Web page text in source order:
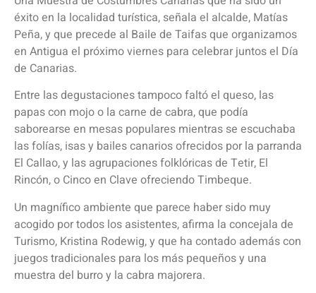
éxito en la localidad turística, señala el alcalde, Matías
Peña, y que precede al Baile de Taifas que organizamos
en Antigua el próximo viernes para celebrar juntos el Día
de Canarias.
Entre las degustaciones tampoco faltó el queso, las
papas con mojo o la carne de cabra, que podía
saborearse en mesas populares mientras se escuchaba
las folías, isas y bailes canarios ofrecidos por la parranda
El Callao, y las agrupaciones folklóricas de Tetir, El
Rincón, o Cinco en Clave ofreciendo Timbeque.
Un magnífico ambiente que parece haber sido muy
acogido por todos los asistentes, afirma la concejala de
Turismo, Kristina Rodewig, y que ha contado además con
juegos tradicionales para los más pequeños y una
muestra del burro y la cabra majorera.